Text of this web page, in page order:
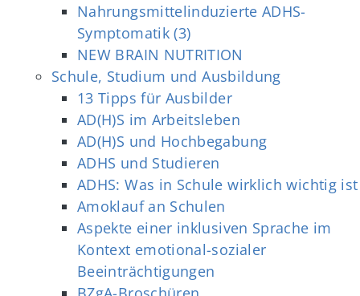
Nahrungsmittelinduzierte ADHS-
Symptomatik (3)
NEW BRAIN NUTRITION
Schule, Studium und Ausbildung
13 Tipps für Ausbilder
AD(H)S im Arbeitsleben
AD(H)S und Hochbegabung
ADHS und Studieren
ADHS: Was in Schule wirklich wichtig ist
Amoklauf an Schulen
Aspekte einer inklusiven Sprache im
Kontext emotional-sozialer
Beeinträchtigungen